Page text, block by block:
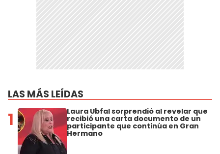
LAS MÁS LEÍDAS
1 Laura Ubfal sorprendió al revelar que
recibió una carta documento de un
participante que continúa en Gran
Hermano